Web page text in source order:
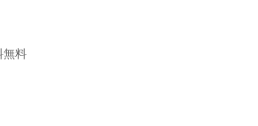
無料